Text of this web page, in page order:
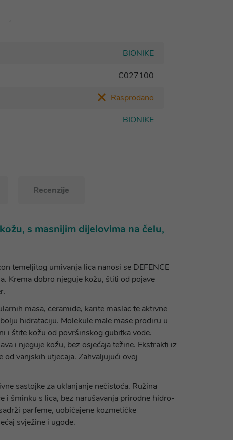
BIONIKE
C027100
Rasprodano
BIONIKE
Recenzije
s masnijim dijelovima na čelu,
temeljitog umivanja lica nanosi se DEFENCE
Krema dobro njeguje kožu, štiti od pojave
masa, ceramide, karite maslac te aktivne
hidrataciju. Molekule male mase prodiru u
i štite kožu od površinskog gubitka vode.
i njeguje kožu, bez osjećaja težine. Ekstrakti iz
vanjskih utjecaja. Zahvaljujući ovoj
sastojke za uklanjanje nečistoća. Ružina
i šminku s lica, bez narušavanja prirodne hidro-
parfeme, uobičajene kozmetičke
svježine i ugode.